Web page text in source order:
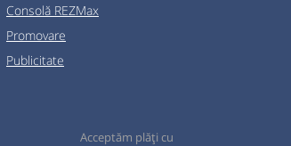
Consolă REZMax
Promovare
Publicitate
Acceptăm plăți cu